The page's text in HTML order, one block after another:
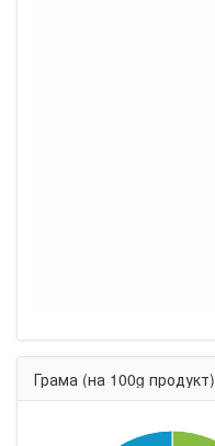
Грама (на 100g продукт)